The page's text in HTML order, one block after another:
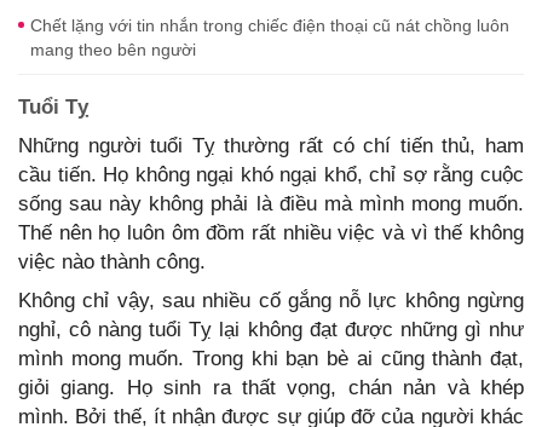
Chết lặng với tin nhắn trong chiếc điện thoại cũ nát chồng luôn
mang theo bên người
Tuổi Tỵ
Những người tuổi Tỵ thường rất có chí tiến thủ, ham
cầu tiến. Họ không ngại khó ngại khổ, chỉ sợ rằng cuộc
sống sau này không phải là điều mà mình mong muốn.
Thế nên họ luôn ôm đồm rất nhiều việc và vì thế không
việc nào thành công.
Không chỉ vậy, sau nhiều cố gắng nỗ lực không ngừng
nghỉ, cô nàng tuổi Tỵ lại không đạt được những gì như
mình mong muốn. Trong khi bạn bè ai cũng thành đạt,
giỏi giang. Họ sinh ra thất vọng, chán nản và khép
mình. Bởi thế, ít nhận được sự giúp đỡ của người khác